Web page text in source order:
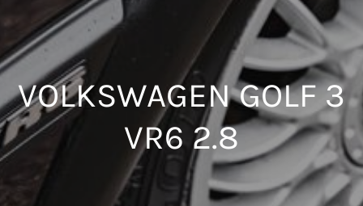
VOLKSWAGEN GOLF 3
VR6 2.8